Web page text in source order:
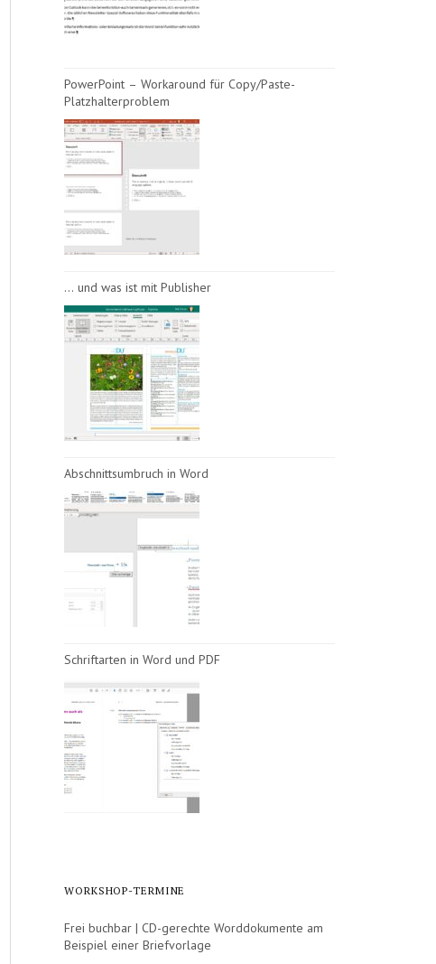
PowerPoint – Workaround für Copy/Paste-
Platzhalterproblem
… und was ist mit Publisher
Abschnittsumbruch in Word
Schriftarten in Word und PDF
WORKSHOP-TERMINE
Frei buchbar | CD-gerechte Worddokumente am
Beispiel einer Briefvorlage